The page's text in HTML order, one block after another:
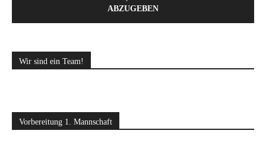
ABZUGEBEN
Wir sind ein Team!
Vorbereitung 1. Mannschaft